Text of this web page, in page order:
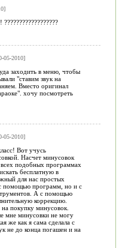
05-2010]
заходить в меню, чтобы
"ставим звук на
Вместо оригинал
хочу посмотреть
05-2010]
Вот учусь
Насчет минусовок
подобных программах
бесплатную в
для нас простых
помощью программ, но и с
А с помощью
коррекцию.
покупку минусовок.
мне минусовки не могу
же как я сама сделала с
не до конца погашен и на